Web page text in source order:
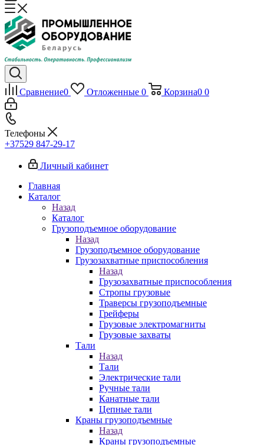
Сравнение0 Отложенные 0 Корзина0 0
Телефоны
+37529 847-29-17‬
Личный кабинет
Главная
Каталог
Назад
Каталог
Грузоподъемное оборудование
Назад
Грузоподъемное оборудование
Грузозахватные приспособления
Назад
Грузозахватные приспособления
Стропы грузовые
Траверсы грузоподъемные
Грейферы
Грузовые электромагниты
Грузовые захваты
Тали
Назад
Тали
Электрические тали
Ручные тали
Канатные тали
Цепные тали
Краны грузоподъемные
Назад
Краны грузоподъемные